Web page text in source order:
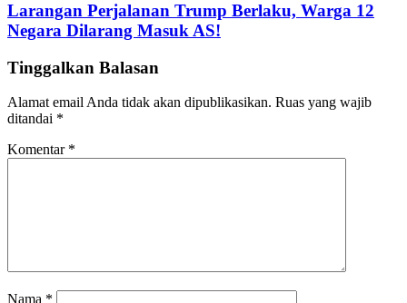
Larangan Perjalanan Trump Berlaku, Warga 12
Negara Dilarang Masuk AS!
Tinggalkan Balasan
Alamat email Anda tidak akan dipublikasikan. Ruas yang wajib
ditandai *
Komentar *
Nama *